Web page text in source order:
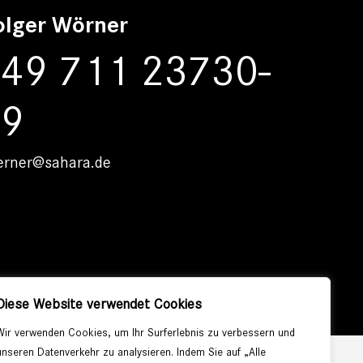
Website verwendet Cookies
verwenden Cookies, um Ihr Surferlebnis zu verbessern und
Datenverkehr zu analysieren. Indem Sie auf „Alle
Wörner
711 23730-